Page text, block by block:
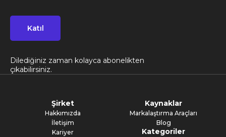
Katıl
Dilediğiniz zaman kolayca abonelikten
çıkabilirsiniz.
Şirket
Hakkımızda
İletişim
Kariyer
Kaynaklar
Markalaştırma Araçları
Blog
Kategoriler